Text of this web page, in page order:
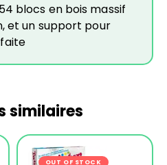
blocs en bois massif
et un support pour
similaires
OUT OF STOCK -35%